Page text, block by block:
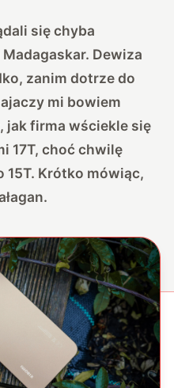
się chyba
Dewiza
zanim dotrze do
mi bowiem
jak firma wściekle się
17T, choć chwilę
15T. Krótko mówiąc,